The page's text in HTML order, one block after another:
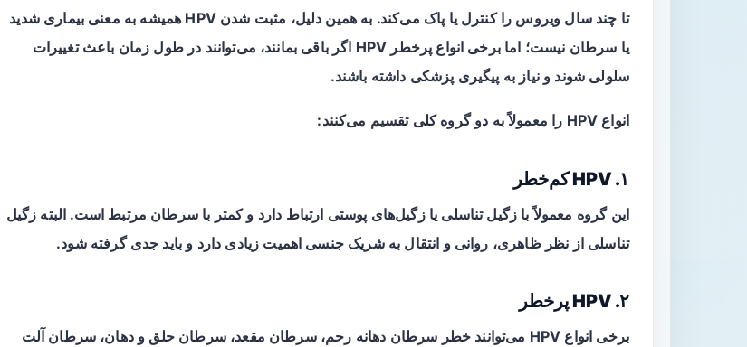
تا چند سال ویروس را کنترل یا پاک می‌کند. به همین دلیل، مثبت شدن HPV همیشه به معنی بیماری شدید
یا سرطان نیست؛ اما برخی انواع پرخطر HPV اگر باقی بمانند، می‌توانند در طول زمان باعث تغییرات
سلولی شوند و نیاز به پیگیری پزشکی داشته باشند.
انواع HPV را معمولاً به دو گروه کلی تقسیم می‌کنند:
۱. HPV کم‌خطر
این گروه معمولاً با زگیل تناسلی یا زگیل‌های پوستی ارتباط دارد و کمتر با سرطان مرتبط است. البته زگیل
تناسلی از نظر ظاهری، روانی و انتقال به شریک جنسی اهمیت زیادی دارد و باید جدی گرفته شود.
۲. HPV پرخطر
برخی انواع HPV می‌توانند خطر سرطان دهانه رحم، سرطان مقعد، سرطان حلق و دهان، سرطان آلت